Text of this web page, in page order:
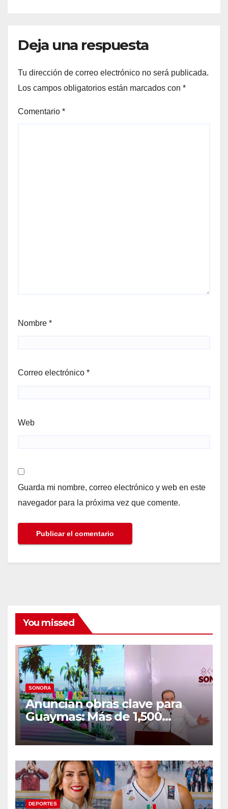
Deja una respuesta
Tu dirección de correo electrónico no será publicada.
Los campos obligatorios están marcados con *
Comentario *
Nombre *
Correo electrónico *
Web
Guarda mi nombre, correo electrónico y web en este
navegador para la próxima vez que comente.
You missed
SONORA
Anuncian obras clave para
Guaymas: Más de 1,500
viviendas, modernización del
malecón y nuevo hospital del
DEPORTES